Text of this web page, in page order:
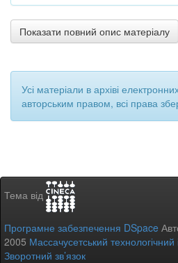
Показати повний опис матеріалу
Усі матеріали в архіві
авторським правом, всі права
Тема від
Програмне забезпечення DSpace
2005 Массачусетський технологічний
Зворотний зв’язок